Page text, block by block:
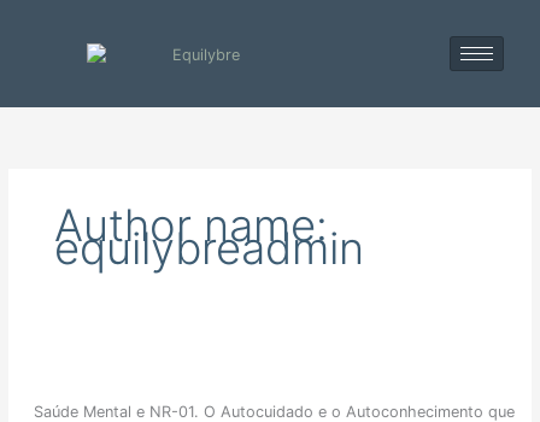
Author name:
equilybreadmin
Saúde Mental e NR-01. O Autocuidado e o Autoconhecimento que
da